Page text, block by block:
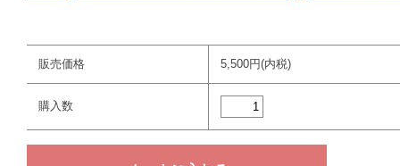
販売価格 5,500円(内税)
購入数